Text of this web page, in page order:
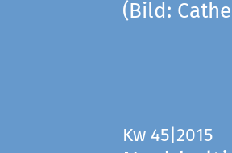
(Bild:
Kw 45|2015